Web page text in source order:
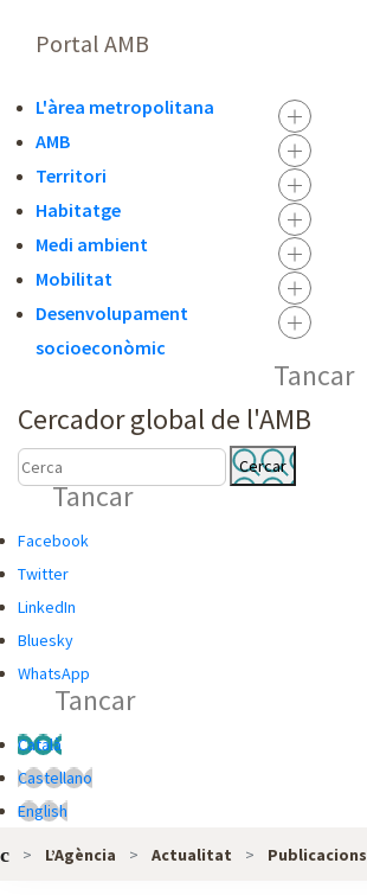
Portal AMB
L'àrea metropolitana
AMB
Territori
Habitatge
Medi ambient
Mobilitat
Desenvolupament
socioeconòmic
Tancar
Cercador global de l'AMB
C
L
O
B
A
C
Tancar
Facebook
Twitter
LinkedIn
Bluesky
WhatsApp
Tancar
Català
Castellano
English
L’Agència Actualitat Publicacions